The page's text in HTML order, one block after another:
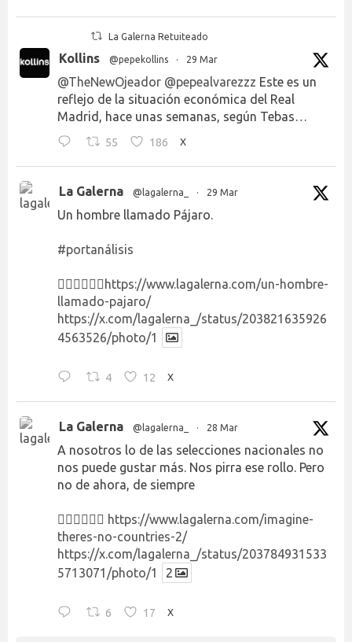
La Galerna Retuiteado
Kollins @pepekollins · 29 Mar
@TheNewOjeador @pepealvarezzz Este es un
reflejo de la situación económica del Real
Madrid, hace unas semanas, según Tebas…
55 186 X
La Galerna @lagalerna_ · 29 Mar
Un hombre llamado Pájaro.
#portanálisis
👉🏻👉🏻👉🏻 https://www.lagalerna.com/un-hombre-
llamado-pajaro/
https://x.com/lagalerna_/status/203821635926
4563526/photo/1
4 12 X
La Galerna @lagalerna_ · 28 Mar
A nosotros lo de las selecciones nacionales no
nos puede gustar más. Nos pirra ese rollo. Pero
no de ahora, de siempre
👉🏻👉🏻👉🏻 https://www.lagalerna.com/imagine-
theres-no-countries-2/
https://x.com/lagalerna_/status/203784931533
5713071/photo/1
2
6 17 X